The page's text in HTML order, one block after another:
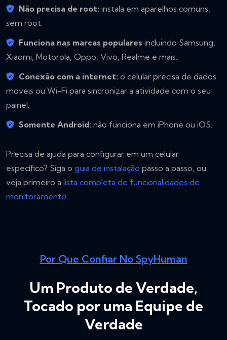
Não precisa de root: instala em aparelhos comuns,
sem root.
Funciona nas marcas populares incluindo Samsung,
Xiaomi, Motorola, Oppo, Vivo, Realme e mais.
Conexão com a internet: o celular precisa de dados
moveis ou Wi-Fi para sincronizar a atividade com o seu
painel.
Somente Android: não funciona em iPhone ou iOS.
Precisa de ajuda para configurar em um celular
específico? Siga o guia de instalação passo a passo, ou
veja primeiro a lista completa de funcionalidades de
monitoramento.
Por Que Confiar No SpyHuman
Um Produto de Verdade,
Tocado por uma Equipe de
Verdade